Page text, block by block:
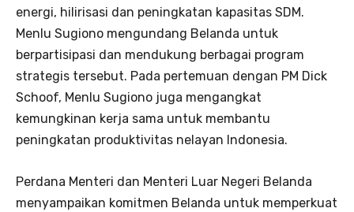
energi, hilirisasi dan peningkatan kapasitas SDM.
Menlu Sugiono mengundang Belanda untuk
berpartisipasi dan mendukung berbagai program
strategis tersebut. Pada pertemuan dengan PM Dick
Schoof, Menlu Sugiono juga mengangkat
kemungkinan kerja sama untuk membantu
peningkatan produktivitas nelayan Indonesia.
Perdana Menteri dan Menteri Luar Negeri Belanda
menyampaikan komitmen Belanda untuk memperkuat